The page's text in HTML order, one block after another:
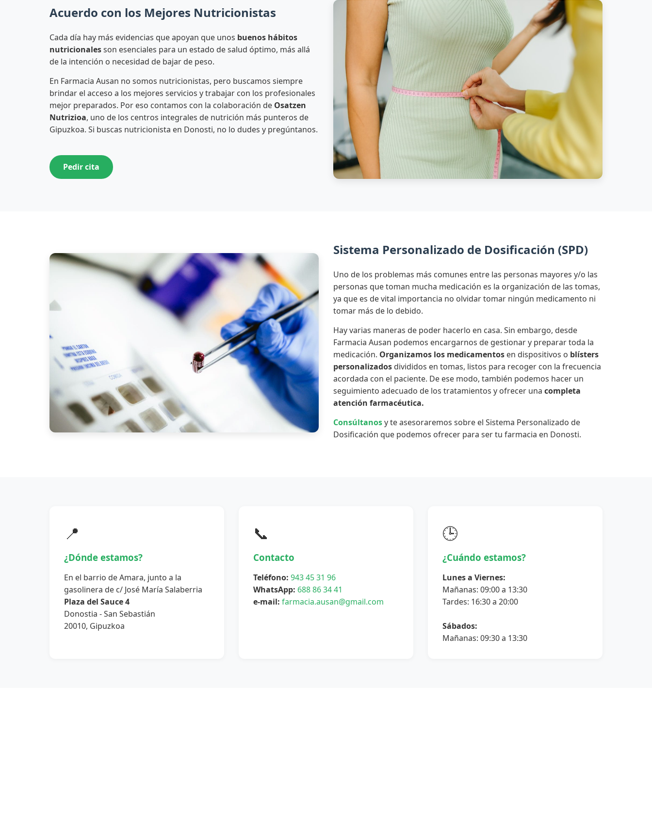
Acuerdo con los Mejores Nutricionistas
Cada día hay más evidencias que apoyan que unos buenos hábitos
nutricionalesson esenciales para un estado de salud óptimo, más allá
de la intención o necesidad de bajar de peso.
En Farmacia Ausan no somos nutricionistas, pero buscamos siempre
brindar el acceso a los mejores servicios y trabajar con los profesionales
mejor preparados. Por eso contamos con la colaboración de Osatzen
Nutrizioa, uno de los centros integrales de nutrición más punteros de
Gipuzkoa. Si buscas nutricionista en Donosti, no lo dudes y pregúntanos.
Pedir cita
Sistema Personalizado de Dosificación (SPD)
Uno de los problemas más comunes entre las personas mayores y/o las
personas que toman mucha medicación es la organización de las tomas,
ya que es de vital importancia no olvidar tomar ningún medicamento ni
tomar más de lo debido.
Hay varias maneras de poder hacerlo en casa. Sin embargo, desde
Farmacia Ausan podemos encargarnos de gestionar y preparar toda la
medicación. Organizamos los medicamentos en dispositivos o blísters
personalizados divididos en tomas, listos para recoger con la frecuencia
acordada con el paciente. De ese modo, también podemos hacer un
seguimiento adecuado de los tratamientos y ofrecer una completa
atención farmacéutica.
Consúltanosy te asesoraremos sobre el Sistema Personalizado de
Dosificación que podemos ofrecer para ser tu farmacia en Donosti.
📍
¿Dónde estamos?
En el barrio de Amara, junto a la
gasolinera de c/ José María Salaberria
Plaza del Sauce 4
Donostia - San Sebastián
20010, Gipuzkoa
📞
Contacto
Teléfono: 943 45 31 96
WhatsApp: 688 86 34 41
e-mail: farmacia.ausan@gmail.com
🕒
¿Cuándo estamos?
Lunes a Viernes:
Mañanas: 09:00 a 13:30
Tardes: 16:30 a 20:00
Sábados:
Mañanas: 09:30 a 13:30